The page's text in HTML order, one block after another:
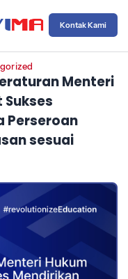
Kontak Kami
Menteri
Perseroan
sesuai